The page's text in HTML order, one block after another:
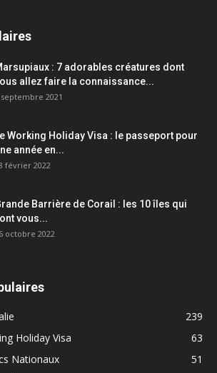
: 7 adorables créatures dont
allez faire la connaissance...
2021
Working Holiday Visa : le passeport pour
année en...
février 2022
Barrière de Corail : les 10 îles qui
vous...
octobre 2022
239
Holiday Visa
63
Nationaux
51